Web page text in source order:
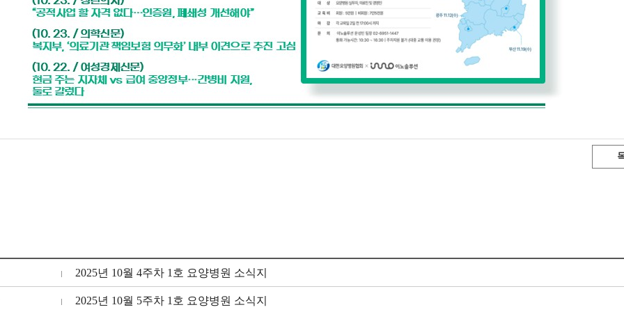
2025년 10월 4주차 1호 요양병원 소식지
2025년 10월 5주차 1호 요양병원 소식지